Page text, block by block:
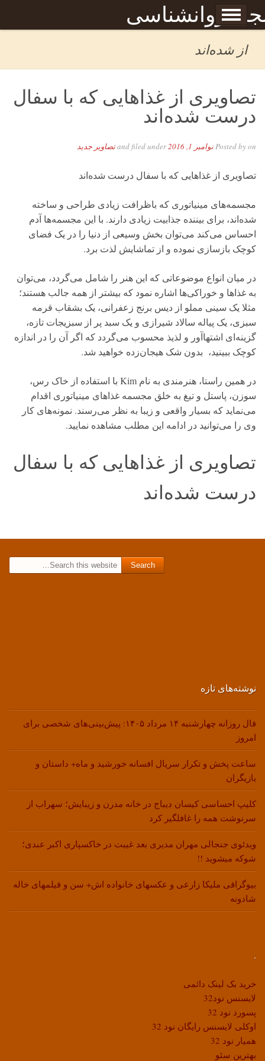
روانشناسی
Skip to content
برگه نمونه
از شده‌اند
تصاویری از غذاهایی که با سفال
درست شده‌اند
Posted byon نوامبر 1, 2016 and filed underتصاویر جدید
تصاویری از غذاهایی که با سفال درست شده‌اند
مجسمه‌های مینیاتوری که باظرافت زیادی طراحی و ساخته
شده‌اند، برای بیننده جذابیت زیادی دارند. با این مجسمه‌ها آدم
احساس می‌کند می‌توان بخش وسیعی از دنیا را در یک فضای
کوچک بازسازی نموده و از تماشایش لذت برد.
در میان انواع موضوعاتی که این هنر را شامل می‌گردد، می‌توان
به غذاها و خوراکی‌ها اشاره نمود که بیشتر از همه جالب هستند؛
مثلا یک سینی مملو از دیس برنج زعفرانی، یک بشقاب قرمه
سبزی، یک پیاله سالاد شیرازی و یک سبد پر از سبزیجات تازه،
گزینه‌ای اشتهاآور و لذیذ محسوب می‌گردد که اگر آن را در اندازه
کوچک ببینید، بدون شک هیجان‌زده خواهید شد.
در همین راستا، هنرمندی به نام Kim با استفاده از خاک رس،
سوزن، پاستل و تیغ به خلق مجسمه غذاهای مینیاتوری اقدام
می‌نماید که بسیار واقعی و زیبا به نظر می‌رسند. نمونه‌های کار
وی را می‌توانید در ادامه این مطلب مشاهده نمایید.
تصاویری از غذاهایی که با سفال
درست شده‌اند
نوشته‌های تازه
فال روزانه چهارشنبه ۱۴ مرداد ۱۴۰۵: پیش‌بینی‌های شخصی برای
امروز
ساعت پخش و تکرار سریال افسانه خورشید و ماه+ داستان و
بازیگران
کلیپ احساسی کیسان دیباج در خانه مدرن و زیبایش؛ سهراب از
سرنوشت همه را غافلگیر کرد
ویدئوی جنجالی مهران مدیری بعد غیبت در خاکسپاری اکبر عبدی؛
شوکه میشوید !!
بیوگرافی ملیکا زارعی و عکسهای خانواده اش+ سن و فیلمهای خاله
شادونه
.
خرید بک لینک دائمی
لایسنس نود32
پسورد نود 32
اوکلی لایسنس رایگان نود 32
همیار نود 32
بهترین سئو